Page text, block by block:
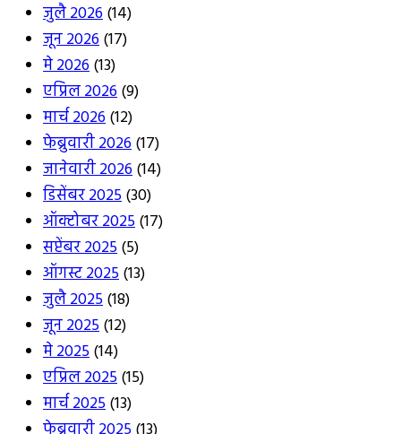
जुलै 2026(14)
जून 2026(17)
मे 2026(13)
एप्रिल 2026(9)
मार्च 2026(12)
फेब्रुवारी 2026(17)
जानेवारी 2026(14)
डिसेंबर 2025(30)
ऑक्टोबर 2025(17)
सप्टेंबर 2025(5)
ऑगस्ट 2025(13)
जुलै 2025(18)
जून 2025(12)
मे 2025(14)
एप्रिल 2025(15)
मार्च 2025(13)